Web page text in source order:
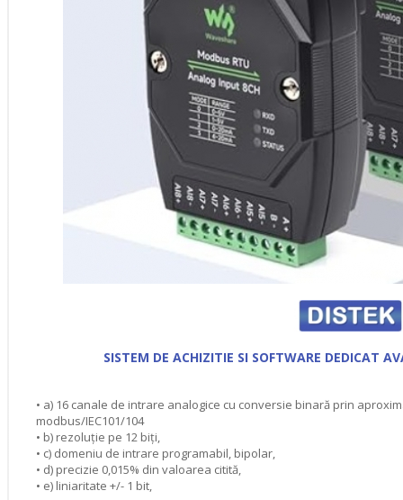
SISTEM DE ACHIZITIE SI SOFTWARE DEDICAT
• a) 16 canale de intrare analogice cu conversie binară prin
modbus/IEC101/104
• b) rezoluţie pe 12 biţi,
• c) domeniu de intrare programabil, bipolar,
• d) precizie 0,015% din valoarea citită,
• e) liniaritate +/- 1 bit,